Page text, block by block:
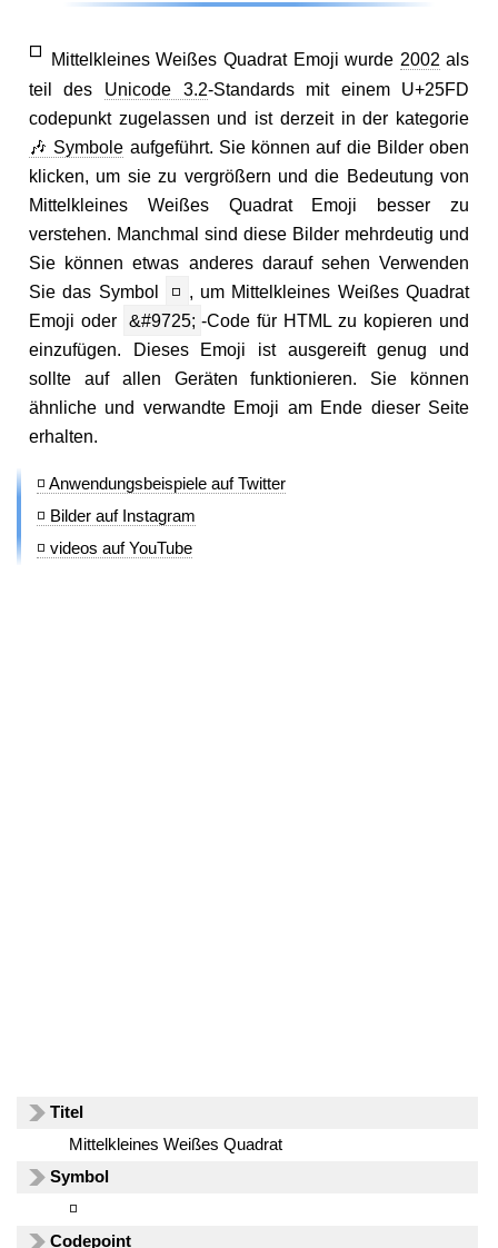
◽ Mittelkleines Weißes Quadrat Emoji wurde 2002 als
teil des Unicode 3.2-Standards mit einem U+25FD
codepunkt zugelassen und ist derzeit in der kategorie
🎶 Symbole aufgeführt. Sie können auf die Bilder oben
klicken, um sie zu vergrößern und die Bedeutung von
Mittelkleines Weißes Quadrat Emoji besser zu
verstehen. Manchmal sind diese Bilder mehrdeutig und
Sie können etwas anderes darauf sehen Verwenden
Sie das Symbol
◽ , um Mittelkleines Weißes Quadrat
Emoji oder
&#9725; -Code für HTML zu kopieren und
einzufügen. Dieses Emoji ist ausgereift genug und
sollte auf allen Geräten funktionieren. Sie können
ähnliche und verwandte Emoji am Ende dieser Seite
erhalten.
◽ Anwendungsbeispiele auf Twitter
◽ Bilder auf Instagram
◽ videos auf YouTube
Titel
Mittelkleines Weißes Quadrat
Symbol
◽
Codepoint